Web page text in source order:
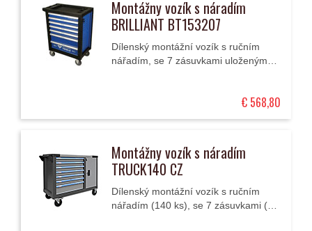
Montážny vozík s náradím
BRILLIANT BT153207
Dílenský montážní vozík s ručním
nářadím, se 7 zásuvkami uloženými v
€ 568,80
Montážny vozík s náradím
TRUCK140 CZ
Dílenský montážní vozík s ručním
nářadím (140 ks), se 7 zásuvkami (6